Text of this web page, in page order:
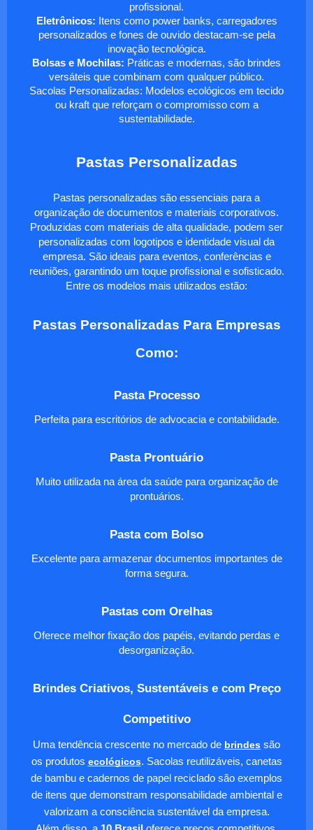
profissional.
Eletrônicos: Itens como power banks, carregadores
personalizados e fones de ouvido destacam-se pela
inovação tecnológica.
Bolsas e Mochilas: Práticas e modernas, são brindes
versáteis que combinam com qualquer público.
Sacolas Personalizadas: Modelos ecológicos em tecido
ou kraft que reforçam o compromisso com a
sustentabilidade.
Pastas Personalizadas
Pastas personalizadas são essenciais para a
organização de documentos e materiais corporativos.
Produzidas com materiais de alta qualidade, podem ser
personalizadas com logotipos e identidade visual da
empresa. São ideais para eventos, conferências e
reuniões, garantindo um toque profissional e sofisticado.
Entre os modelos mais utilizados estão:
Pastas Personalizadas Para Empresas
Como:
Pasta Processo
Perfeita para escritórios de advocacia e contabilidade.
Pasta Prontuário
Muito utilizada na área da saúde para organização de
prontuários.
Pasta com Bolso
Excelente para armazenar documentos importantes de
forma segura.
Pastas com Orelhas
Oferece melhor fixação dos papéis, evitando perdas e
desorganização.
Brindes Criativos, Sustentáveis e com Preço
Competitivo
Uma tendência crescente no mercado de brindes são
os produtos ecológicos. Sacolas reutilizáveis, canetas
de bambu e cadernos de papel reciclado são exemplos
de itens que demonstram responsabilidade ambiental e
valorizam a consciência sustentável da empresa.